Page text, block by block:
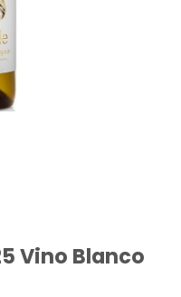
Vino Blanco